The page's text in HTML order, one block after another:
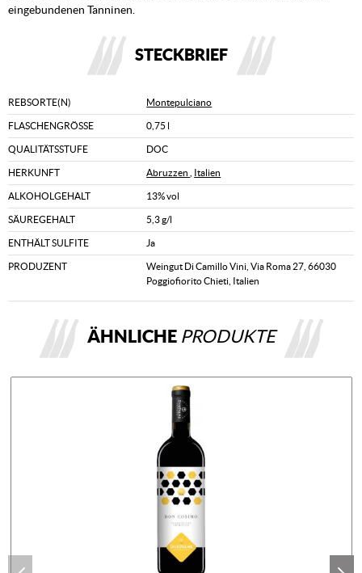
eingebundenen Tanninen.
STECKBRIEF
REBSORTE(N) Montepulciano
FLASCHENGRÖSSE 0,75 l
QUALITÄTSSTUFE DOC
HERKUNFT Abruzzen Italien
ALKOHOLGEHALT 13% vol
SÄUREGEHALT 5,3 g/l
ENTHÄLT SULFITE Ja
PRODUZENT
Weingut Di Camillo Vini, Via Roma 27, 66030
Poggiofiorito Chieti, Italien
ÄHNLICHE PRODUKTE